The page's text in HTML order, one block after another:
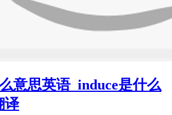
意思英语_induce是什么
译